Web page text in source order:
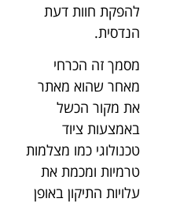
להפקת חוות דעת
הנדסית.
מסמך זה הכרחי
מאחר שהוא מאתר
את מקור הכשל
באמצעות ציוד
טכנולוגי כמו מצלמות
טרמיות ומכמת את
עלויות התיקון באופן